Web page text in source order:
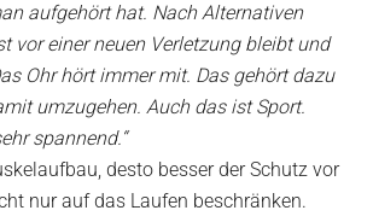
aufgehört hat. Nach Alternativen
vor einer neuen Verletzung bleibt und
Ohr hört immer mit. Das gehört dazu
umzugehen. Auch das ist Sport.
spannend.“
desto besser der Schutz vor
nur auf das Laufen beschränken.